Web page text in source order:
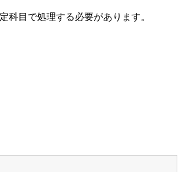
目で処理する必要があります。